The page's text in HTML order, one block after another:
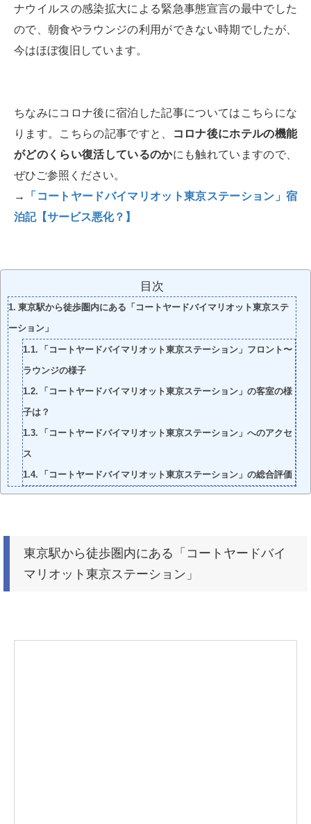
ナウイルスの感染拡大による緊急事態宣言の最中でした
ので、朝食やラウンジの利用ができない時期でしたが、
今はほぼ復旧しています。
ちなみにコロナ後に宿泊した記事についてはこちらにな
ります。こちらの記事ですと、
コロナ後にホテルの機能
がどのくらい復活しているのかにも触れていますので、
ぜひご参照ください。
→
「コートヤードバイマリオット東京ステーション」宿
泊記【サービス悪化？】
目次
東京駅から徒歩圏内にある「コートヤードバイマリオット東京ステ
ーション」
「コートヤードバイマリオット東京ステーション」フロント〜
ラウンジの様子
「コートヤードバイマリオット東京ステーション」の客室の様
子は？
「コートヤードバイマリオット東京ステーション」へのアクセ
ス
「コートヤードバイマリオット東京ステーション」の総合評価
東京駅から徒歩圏内にある「コートヤードバイ
マリオット東京ステーション」